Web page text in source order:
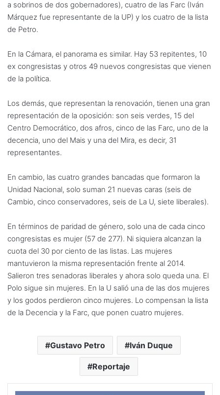
a sobrinos de dos gobernadores), cuatro de las Farc (Iván
Márquez fue representante de la UP) y los cuatro de la lista
de Petro.
En la Cámara, el panorama es similar. Hay 53 repitentes, 10
ex congresistas y otros 49 nuevos congresistas que vienen
de la política.
Los demás, que representan la renovación, tienen una gran
representación de la oposición: son seis verdes, 15 del
Centro Democrático, dos afros, cinco de las Farc, uno de la
decencia, uno del Mais y una del Mira, es decir, 31
representantes.
En cambio, las cuatro grandes bancadas que formaron la
Unidad Nacional, solo suman 21 nuevas caras (seis de
Cambio, cinco conservadores, seis de La U, siete liberales).
En términos de paridad de género, solo una de cada cinco
congresistas es mujer (57 de 277). Ni siquiera alcanzan la
cuota del 30 por ciento de las listas. Las mujeres
mantuvieron la misma representación frente al 2014.
Salieron tres senadoras liberales y ahora solo queda una. El
Polo sigue sin mujeres. En la U salió una de las dos mujeres
y los godos perdieron cinco mujeres. Lo compensan la lista
de la Decencia y la Farc, que ponen cuatro mujeres.
Gustavo Petro Iván Duque
Reportaje